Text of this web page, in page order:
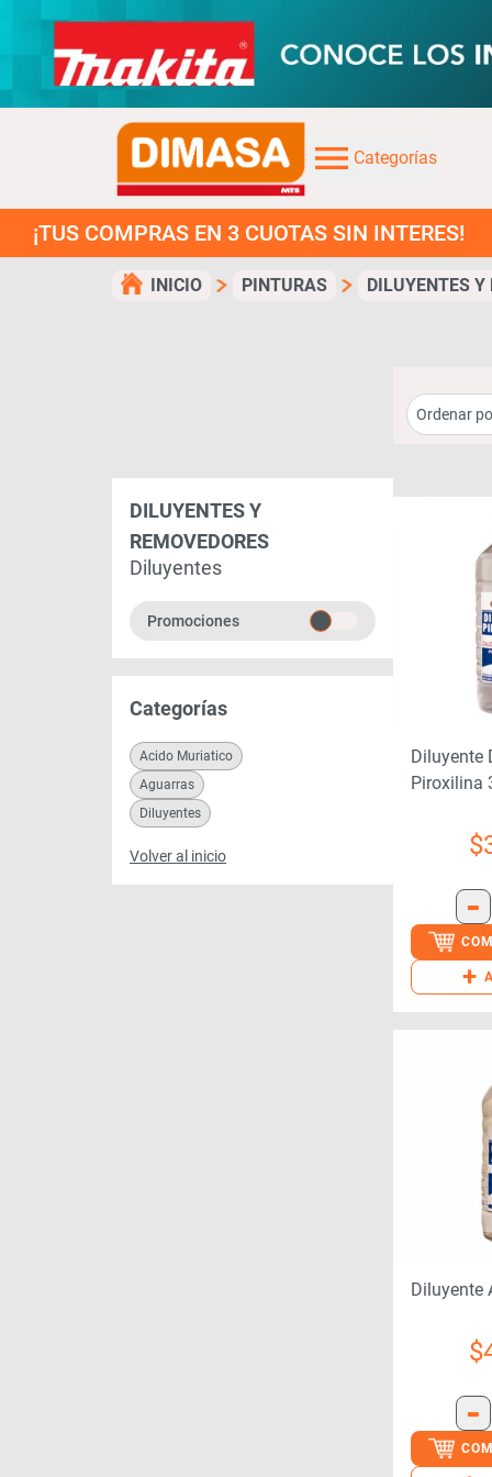
Categorías
COMPRAS EN 3 CUOTAS SIN INTERES!
INICIO PINTURAS DILUYENTES Y
DILUYENTES Y
REMOVEDORES
Diluyentes
Promociones
Categorías
Acido Muriatico
Aguarras
Diluyentes
Volver al inicio
Diluyente
Piroxilina
$
-
+
Diluyente
$
-